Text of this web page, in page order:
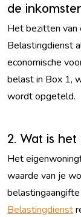
de
Het bezitten van
Belastingdienst
economische
belast in Box 1,
wordt opgeteld.
2. Wat is
Het
waarde van je
Belastingdienst